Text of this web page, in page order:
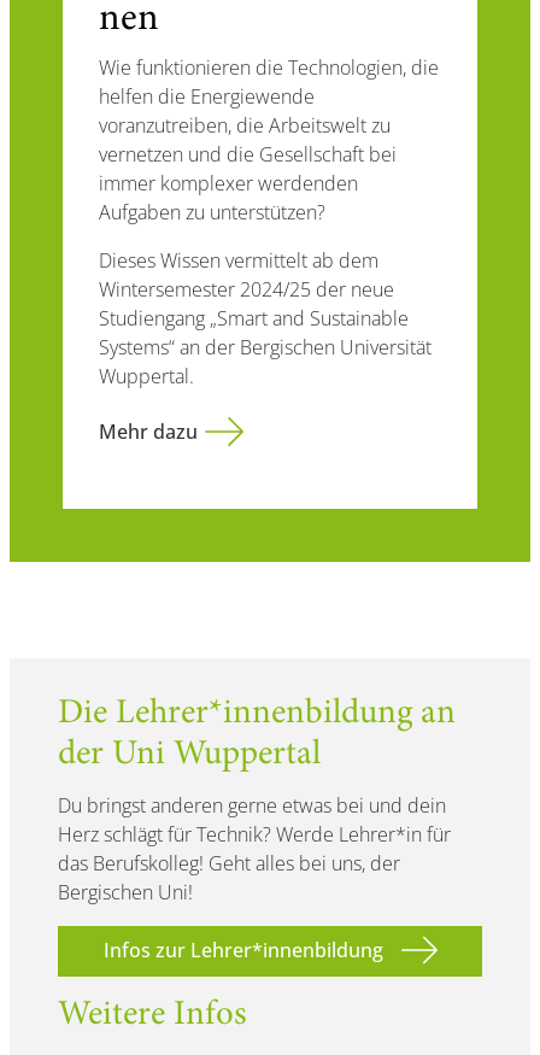
nen
Wie funktionieren die Technologien, die
helfen die Energiewende
voranzutreiben, die Arbeitswelt zu
vernetzen und die Gesellschaft bei
immer komplexer werdenden
Aufgaben zu unterstützen?
Dieses Wissen vermittelt ab dem
Wintersemester 2024/25 der neue
Studiengang „Smart and Sustainable
Systems“ an der Bergischen Universität
Wuppertal.
Mehr dazu
Die Lehrer*innenbildung an
der Uni Wuppertal
Du bringst anderen gerne etwas bei und dein
Herz schlägt für Technik? Werde Lehrer*in für
das Berufskolleg! Geht alles bei uns, der
Bergischen Uni!
Infos zur Lehrer*innenbildung
Weitere Infos